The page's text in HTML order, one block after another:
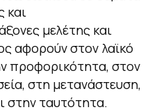
και
μελέτης και
αφορούν στον λαϊκό
προφορικότητα, στον
στη μετανάστευση,
στην ταυτότητα.